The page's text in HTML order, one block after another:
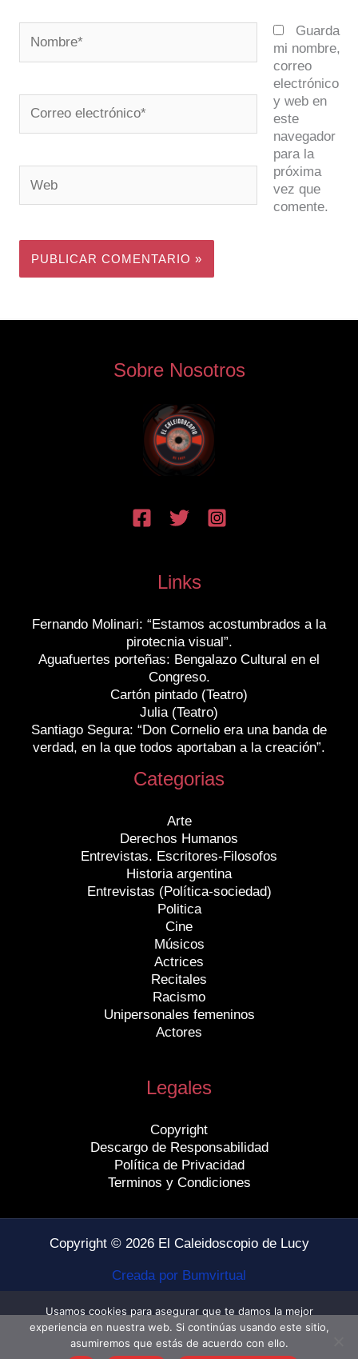
electrónico*
Guarda
mi nombre,
correo
electrónico
y web en
este
navegador
para la
próxima
vez que
comente.
Sobre Nosotros
Links
Fernando Molinari: “Estamos acostumbrados a la
pirotecnia visual”.
Aguafuertes porteñas: Bengalazo Cultural en el
Congreso.
Cartón pintado (Teatro)
Julia (Teatro)
Santiago Segura: “Don Cornelio era una banda de
verdad, en la que todos aportaban a la creación”.
Categorias
Arte
Derechos Humanos
Entrevistas. Escritores-Filosofos
Historia argentina
Entrevistas (Política-sociedad)
Politica
Cine
Músicos
Actrices
Recitales
Racismo
Unipersonales femeninos
Actores
Legales
Copyright
Descargo de Responsabilidad
Política de Privacidad
Terminos y Condiciones
Copyright © 2026 El Caleidoscopio de Lucy
Creada por Bumvirtual
Usamos cookies para asegurar que te damos la mejor
experiencia en nuestra web. Si continúas usando este sitio,
asumiremos que estás de acuerdo con ello.